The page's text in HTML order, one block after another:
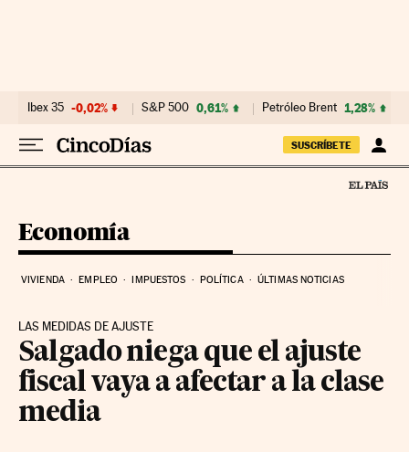
Ibex 35 -0,02% S&P 500 0,61% Petróleo Brent 1,28%
SUSCRÍBETE
Economía
VIVIENDA EMPLEO IMPUESTOS POLÍTICA ÚLTIMAS NOTICIAS
LAS MEDIDAS DE AJUSTE
Salgado niega que el ajuste
fiscal vaya a afectar a la clase
media